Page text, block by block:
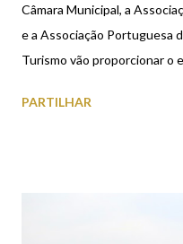
Câmara Municipal, a
e a Associação Portuguesa
Turismo vão proporcionar
Castelo vão ser gratuitos
até dezembro, são seis os
PARTILHAR